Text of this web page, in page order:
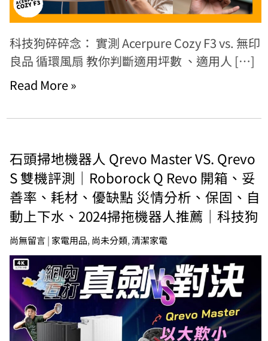
科技狗碎碎念： 實測 Acerpure Cozy F3 vs. 無印
良品 循環風扇 教你判斷適用坪數 、適用人 […]
Read More »
石頭掃地機器人 Qrevo Master VS. Qrevo
S 雙機評測｜Roborock Q Revo 開箱、妥
善率、耗材、優缺點 災情分析、保固、自
動上下水、2024掃拖機器人推薦｜科技狗
尚無留言| 家電用品, 尚未分類,清潔家電